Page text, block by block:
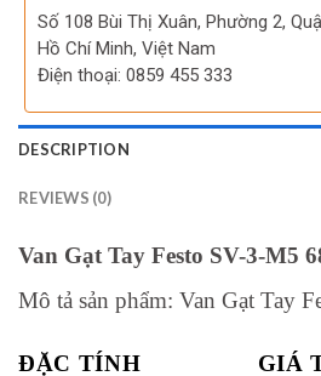
Số 108 Bùi Thị Xuân, Phường 2,
Hồ Chí Minh, Việt Nam
Điện thoại: 0859 455 333
DESCRIPTION
REVIEWS (0)
Van Gạt Tay Festo SV-3-M5
Mô tả sản phẩm: Van Gạt Tay
ĐẶC TÍNH
GIÁ